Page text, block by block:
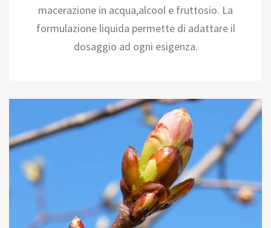
macerazione in acqua,alcool e fruttosio. La
formulazione liquida permette di adattare il
dosaggio ad ogni esigenza.